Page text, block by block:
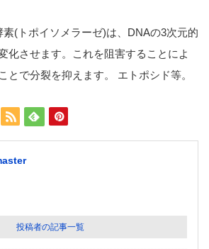
(トポイソメラーゼ)は、DNAの3次元的
化させます。これを阻害することによ
とで分裂を抑えます。 エトポシド等。
投稿者の記事一覧